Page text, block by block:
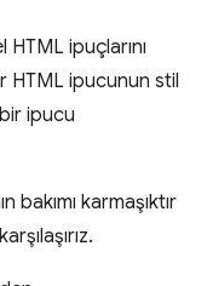
ipuçlarını
HTML ipucunun stil
ipucu
bakımı karmaşıktır